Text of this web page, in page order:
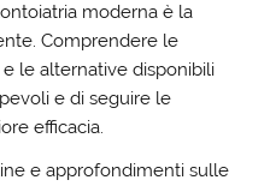
moderna è la
Comprendere le
le alternative disponibili
e di seguire le
efficacia.
e approfondimenti sulle